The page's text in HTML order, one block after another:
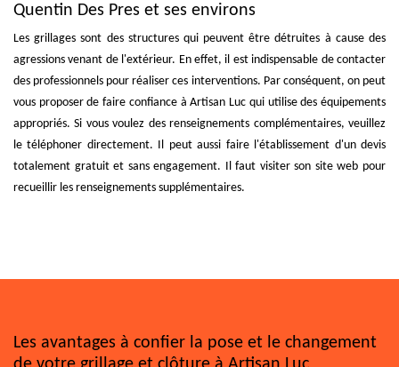
Quentin Des Pres et ses environs
Les grillages sont des structures qui peuvent être détruites à cause des
agressions venant de l'extérieur. En effet, il est indispensable de contacter
des professionnels pour réaliser ces interventions. Par conséquent, on peut
vous proposer de faire confiance à Artisan Luc qui utilise des équipements
appropriés. Si vous voulez des renseignements complémentaires, veuillez
le téléphoner directement. Il peut aussi faire l'établissement d'un devis
totalement gratuit et sans engagement. Il faut visiter son site web pour
recueillir les renseignements supplémentaires.
Les avantages à confier la pose et le changement